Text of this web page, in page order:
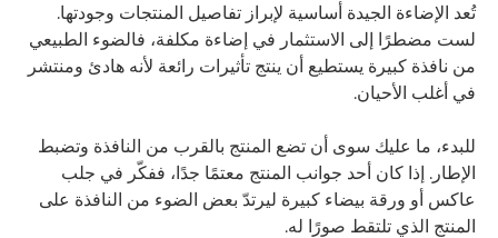
تُعد الإضاءة الجيدة أساسية لإبراز تفاصيل المنتجات وجودتها.
لست مضطرًا إلى الاستثمار في إضاءة مكلفة، فالضوء الطبيعي
من نافذة كبيرة يستطيع أن ينتج تأثيرات رائعة لأنه هادئ ومنتشر
في أغلب الأحيان.
للبدء، ما عليك سوى أن تضع المنتج بالقرب من النافذة وتضبط
الإطار. إذا كان أحد جوانب المنتج معتمًا جدًا، ففكّر في جلب
عاكس أو ورقة بيضاء كبيرة ليرتدّ بعض الضوء من النافذة على
المنتج الذي تلتقط صورًا له.